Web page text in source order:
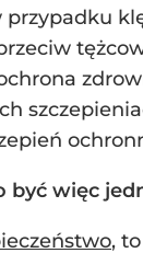
być więc
,